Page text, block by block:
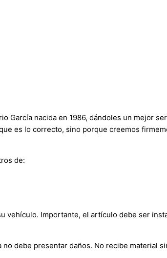
García nacida en 1986, dándoles un mejor
es lo correcto, sino porque creemos
de:
vehículo. Importante, el artículo debe ser
debe presentar daños. No recibe material